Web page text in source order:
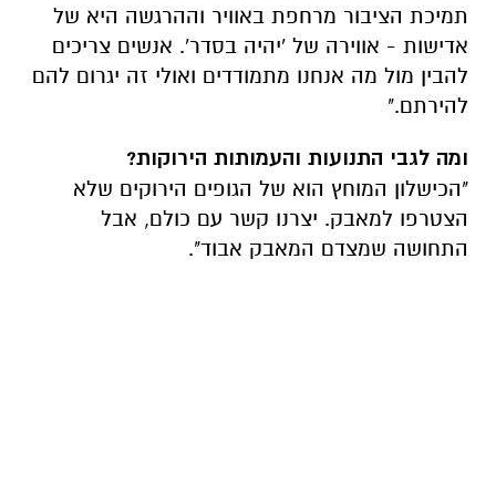
תמיכת הציבור מרחפת באוויר וההרגשה היא של
אדישות - אווירה של 'יהיה בסדר'. אנשים צריכים
להבין מול מה אנחנו מתמודדים ואולי זה יגרום להם
להירתם."
ומה לגבי התנועות והעמותות הירוקות?
"הכישלון המוחץ הוא של הגופים הירוקים שלא
הצטרפו למאבק. יצרנו קשר עם כולם, אבל
התחושה שמצדם המאבק אבוד".